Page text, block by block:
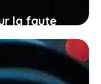
la faute
d’avoir son